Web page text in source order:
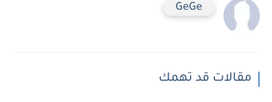
GeGe
مقالات قد تهمك